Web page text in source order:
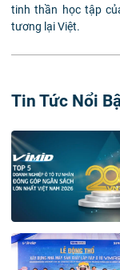
tinh thần học tập
tương lại Việt.
Tin Tức Nổi